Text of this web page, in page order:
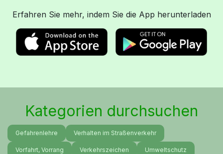
Erfahren Sie mehr, indem Sie die App herunterladen
Kategorien durchsuchen
Gefahrenlehre Verhalten im Straßenverkehr
Vorfahrt, Vorrang Verkehrszeichen Umweltschutz